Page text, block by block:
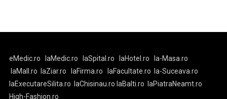
eMedic.ro laMedic.ro laSpital.ro laHotel.ro
la-Masa.ro
laMall.ro
laZiar.ro laFirma.ro laFacultate.ro
la-Suceava.ro
laExecutareSilita.ro
laChisinau.ro laBalti.ro
laPiatraNeamt.ro
High-Fashion.ro